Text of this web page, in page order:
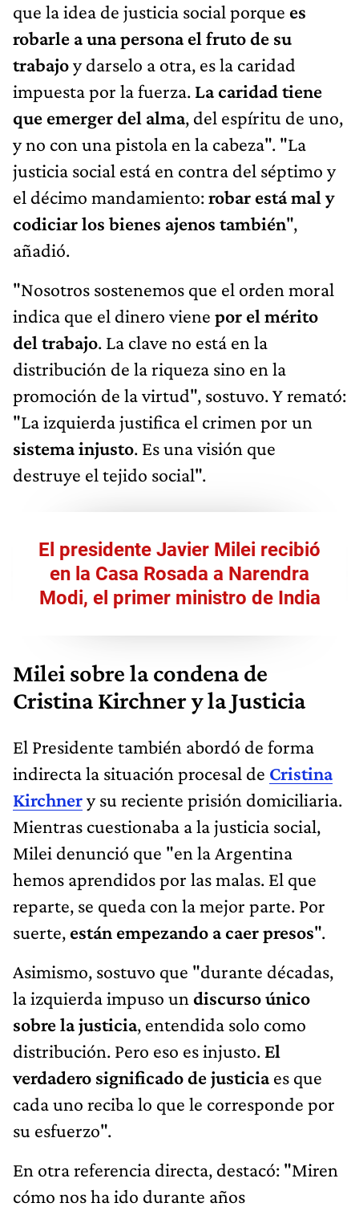
que la idea de justicia social porque es
robarle a una persona el fruto de su
trabajoy darselo a otra, es la caridad
impuesta por la fuerza. La caridad tiene
que emerger del alma, del espíritu de uno,
y no con una pistola en la cabeza". "La
justicia social está en contra del séptimo y
el décimo mandamiento:robar está mal y
codiciar los bienes ajenos también",
añadió.
"Nosotros sostenemos que el orden moral
indica que el dinero viene por el mérito
del trabajo. La clave no está en la
distribución de la riqueza sino en la
promoción de la virtud", sostuvo. Y remató:
"La izquierda justifica el crimen por un
sistema injusto. Es una visión que
destruye el tejido social".
El presidente Javier Milei recibió
en la Casa Rosada a Narendra
Modi, el primer ministro de India
Milei sobre la condena de
Cristina Kirchner y la Justicia
El Presidente también abordó de forma
indirecta la situación procesal de Cristina
Kirchnery su reciente prisión domiciliaria.
Mientras cuestionaba a la justicia social,
Milei denunció que "en la Argentina
hemos aprendidos por las malas. El que
reparte, se queda con la mejor parte. Por
suerte, están empezando a caer presos".
Asimismo, sostuvo que "durante décadas,
la izquierda impuso un discurso único
sobre la justicia, entendida solo como
distribución. Pero eso es injusto. El
verdadero significado de justiciaes que
cada uno reciba lo que le corresponde por
su esfuerzo".
En otra referencia directa, destacó: "Miren
cómo nos ha ido durante años